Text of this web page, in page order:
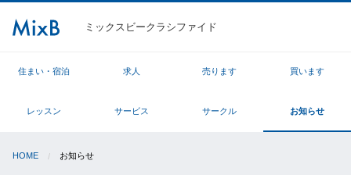
ミックスビークラシファイド
住まい・宿泊 求人 売ります 買います
レッスン サービス サークル お知らせ
HOME お知らせ